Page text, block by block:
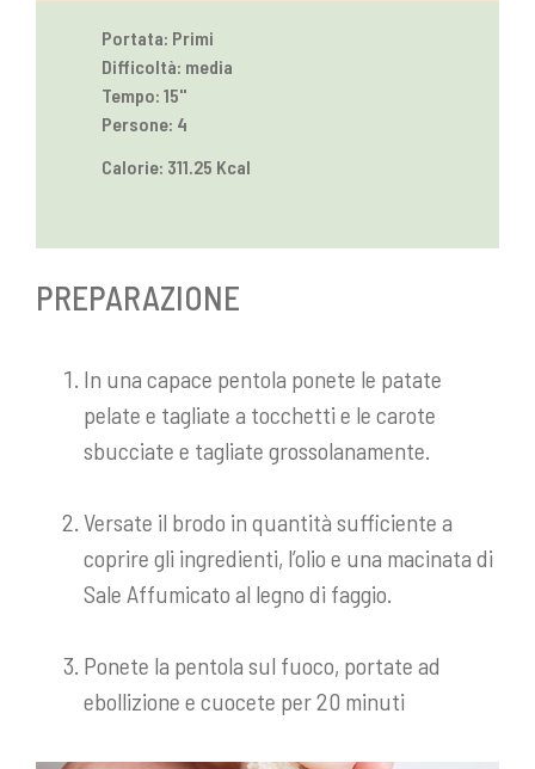
Portata: Primi
Difficoltà: media
Tempo: 15''
Persone: 4
Calorie: 311.25 Kcal
PREPARAZIONE
In una capace pentola ponete le patate
pelate e tagliate a tocchetti e le carote
sbucciate e tagliate grossolanamente.
Versate il brodo in quantità sufficiente a
coprire gli ingredienti, l’olio e una macinata di
Sale Affumicato al legno di faggio.
Ponete la pentola sul fuoco, portate ad
ebollizione e cuocete per 20 minuti